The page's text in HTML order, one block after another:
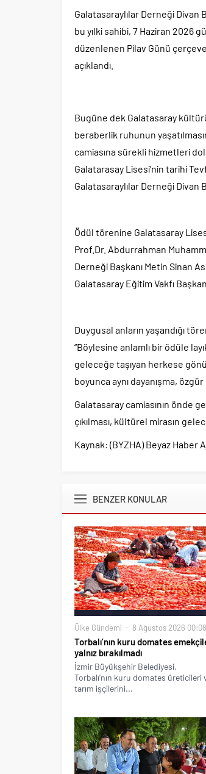
Galatasaraylılar Derneği Divan
bu yılki sahibi, 7 Haziran 2026
düzenlenen Pilav Günü
açıklandı.
Bugüne dek Galatasaray
beraberlik ruhunun
camiasına sürekli hizmetleri
Galatarasay Lisesi’nin tarihi
Galatasaraylılar Derneği Divan
Ödül törenine Galatasaray
Prof.Dr. Abdurrahman
Derneği Başkanı Metin Sinan
Galatasaray Eğitim Vakfı
Duygusal anların yaşandığı
“Böylesine anlamlı bir ödüle
geleceğe taşıyan herkese
boyunca aynı dayanışma,
Galatasaray camiasının önde
çıkılması, kültürel mirasın
Kaynak: (BYZHA) Beyaz Haber
BENZER KONULAR
Ülke Gündemi 8 Ağustos 2026 00:08
Torbalı’nın kuru domates
yalnız bırakılmadı
İzmir Büyükşehir Belediyesi,
Torbalı’nın kuru domates üreticileri
tarım işçilerini...